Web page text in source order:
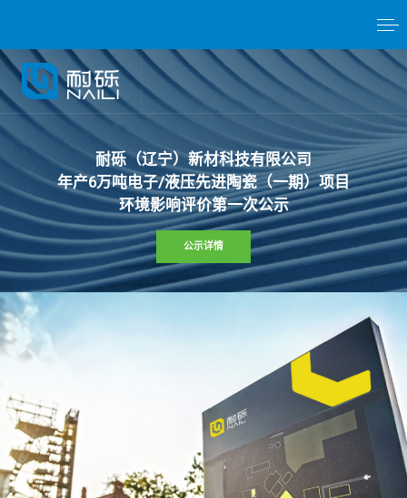
耐砾（辽宁）新材科技有限公司
年产6万吨电子/液压先进陶瓷（一期）项目
环境影响评价第一次公示
公示详情